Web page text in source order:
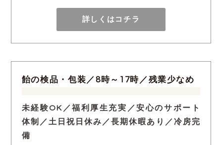
詳しくはコチラ
飴の検品・包装／8時～17時／残業少なめ
未経験OK／福利厚生充実／安心のサポート
体制／土日祝日休み／長期休暇あり／冷房完
備